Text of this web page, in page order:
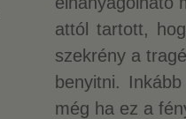
attól tartott,
szekrény a
benyitni.
még ha ez a